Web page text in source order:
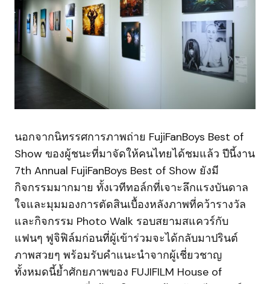
นอกจากนิทรรศการภาพถ่าย FujiFanBoys Best of
Show ของผู้ชนะที่มาจัดให้คนไทยได้ชมแล้ว ปีนี้งาน
7th Annual FujiFanBoys Best of Show ยังมี
กิจกรรมมากมาย ทั้งเวทีทอล์กที่เจาะลึกแรงบันดาล
ใจและมุมมองการตัดสินเบื้องหลังภาพที่คว้ารางวัล
และกิจกรรม Photo Walk รอบสยามสแควร์กับ
แฟนๆ ฟูจิฟิล์มก่อนที่ผู้เข้าร่วมจะได้กลับมาปรินต์
ภาพสวยๆ พร้อมรับคำแนะนำจากผู้เชี่ยวชาญ
ทั้งหมดนี้ย้ำศักยภาพของ FUJIFILM House of